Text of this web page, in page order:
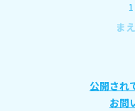
1
ま
公開され
お問